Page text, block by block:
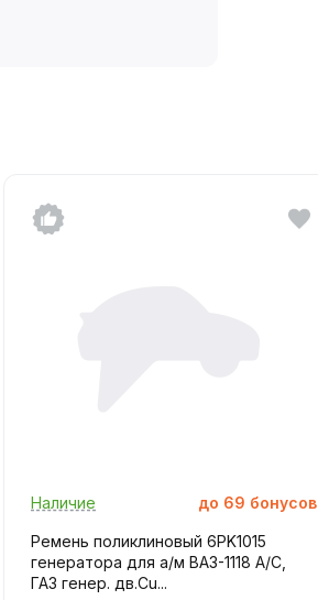
Наличие до 69 бонусов
Ремень поликлиновый 6PK1015
генератора для а/м ВАЗ-1118 A/C,
ГАЗ генер. дв.Cu...